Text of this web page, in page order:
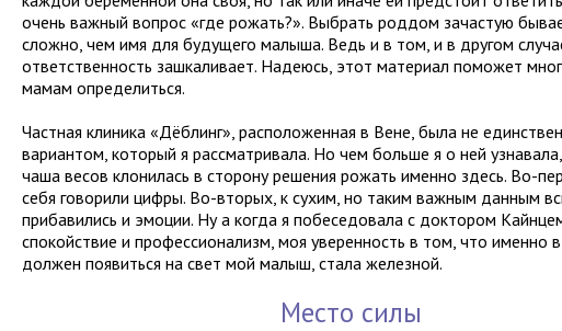
очень важный вопрос «где рожать?». Выбрать роддом зачастую
сложно, чем имя для будущего малыша. Ведь и в том, и в другом
ответственность зашкаливает. Надеюсь, этот материал поможет
мамам определиться.
Частная клиника «Дёблинг», расположенная в Вене, была не
вариантом, который я рассматривала. Но чем больше я о ней
чаша весов клонилась в сторону решения рожать именно здесь. Во-
себя говорили цифры. Во-вторых, к сухим, но таким важным данным
прибавились и эмоции. Ну а когда я побеседовала с доктором
спокойствие и профессионализм, моя уверенность в том, что именно
должен появиться на свет мой малыш, стала железной.
Место силы